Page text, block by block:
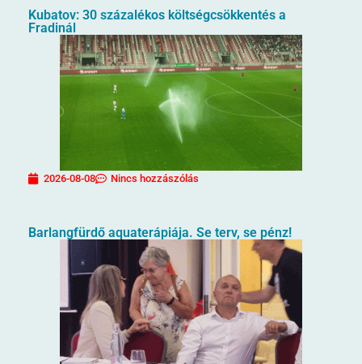
Kubatov: 30 százalékos költségcsökkentés a
Fradinál
2026-08-08 Nincs hozzászólás
Barlangfürdő aquaterápiája. Se terv, se pénz!